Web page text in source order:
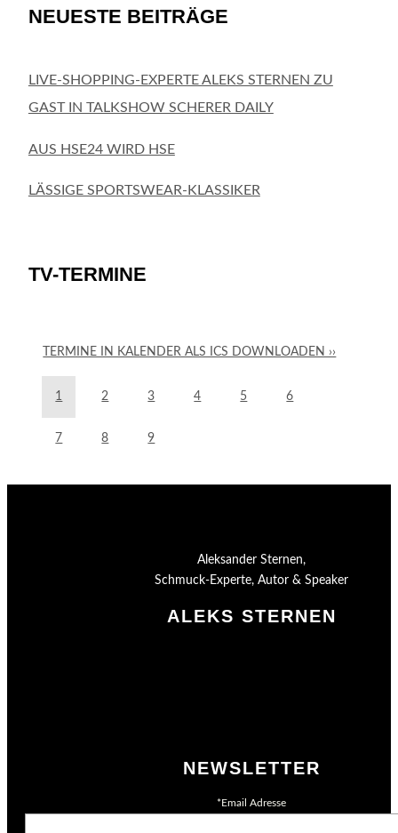
NEUESTE BEITRÄGE
LIVE-SHOPPING-EXPERTE ALEKS STERNEN ZU
GAST IN TALKSHOW SCHERER DAILY
AUS HSE24 WIRD HSE
LÄSSIGE SPORTSWEAR-KLASSIKER
TV-TERMINE
TERMINE IN KALENDER ALS ICS DOWNLOADEN ››
1 2 3 4 5 6
7 8 9
Aleksander Sternen,
Schmuck-Experte, Autor & Speaker
ALEKS STERNEN
NEWSLETTER
*Email Adresse